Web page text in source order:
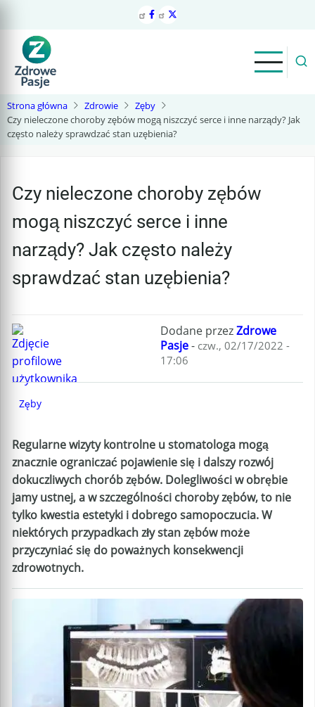
treści
Strona główna Zdrowie
Zęby
Czy nieleczone choroby zębów mogą niszczyć serce i inne narządy? Jak
często należy sprawdzać stan uzębienia?
Czy nieleczone choroby zębów
mogą niszczyć serce i inne
narządy? Jak często należy
sprawdzać stan uzębienia?
Dodane przezZdrowe
Pasje- czw., 02/17/2022 -
17:06
Zęby
Regularne wizyty kontrolne u stomatologa mogą
znacznie ograniczać pojawienie się i dalszy rozwój
dokuczliwych chorób zębów. Dolegliwości w obrębie
jamy ustnej, a w szczególności choroby zębów, to nie
tylko kwestia estetyki i dobrego samopoczucia. W
niektórych przypadkach zły stan zębów może
przyczyniać się do poważnych konsekwencji
zdrowotnych.